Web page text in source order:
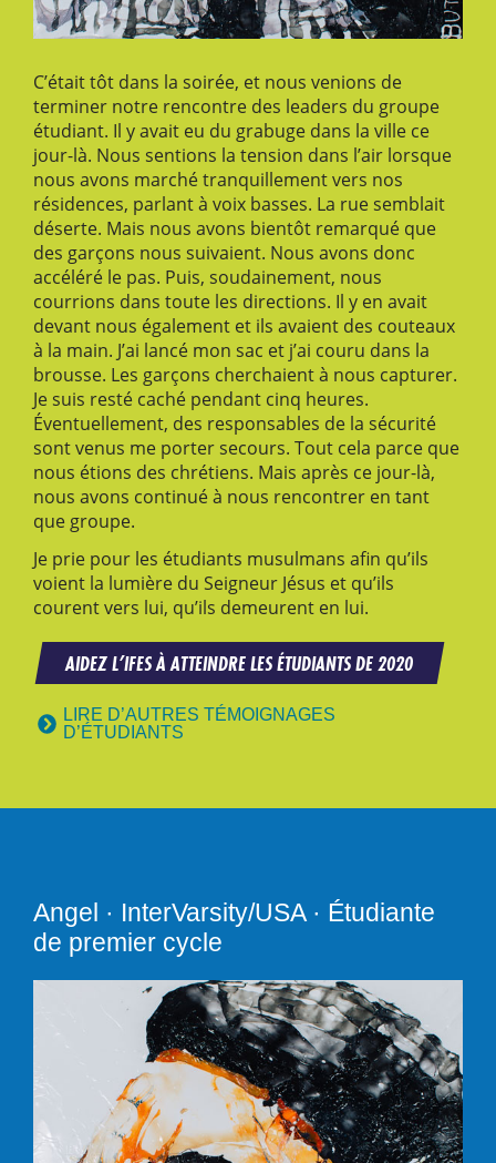
C’était tôt dans la soirée, et nous venions de
terminer notre rencontre des leaders du groupe
étudiant. Il y avait eu du grabuge dans la ville ce
jour-là. Nous sentions la tension dans l’air lorsque
nous avons marché tranquillement vers nos
résidences, parlant à voix basses. La rue semblait
déserte. Mais nous avons bientôt remarqué que
des garçons nous suivaient. Nous avons donc
accéléré le pas. Puis, soudainement, nous
courrions dans toute les directions. Il y en avait
devant nous également et ils avaient des couteaux
à la main. J’ai lancé mon sac et j’ai couru dans la
brousse. Les garçons cherchaient à nous capturer.
Je suis resté caché pendant cinq heures.
Éventuellement, des responsables de la sécurité
sont venus me porter secours. Tout cela parce que
nous étions des chrétiens. Mais après ce jour-là,
nous avons continué à nous rencontrer en tant
que groupe.
Je prie pour les étudiants musulmans afin qu’ils
voient la lumière du Seigneur Jésus et qu’ils
courent vers lui, qu’ils demeurent en lui.
AIDEZ L’IFES À ATTEINDRE LES ÉTUDIANTS DE 2020
LIRE D’AUTRES TÉMOIGNAGES
D’ÉTUDIANTS
Angel · InterVarsity/USA · Étudiante
de premier cycle